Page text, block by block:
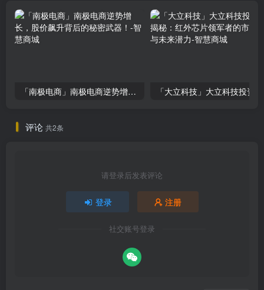
「南极电商」南极电商逆势增长，股价飙升背后的秘密武器！
评论 共2条
请登录后发表评论
登录 注册
社交账号登录